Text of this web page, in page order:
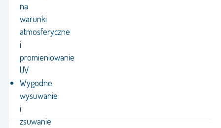
na
warunki
atmosferyczne
i
promieniowanie
UV
Wygodne
wysuwanie
i
zsuwanie